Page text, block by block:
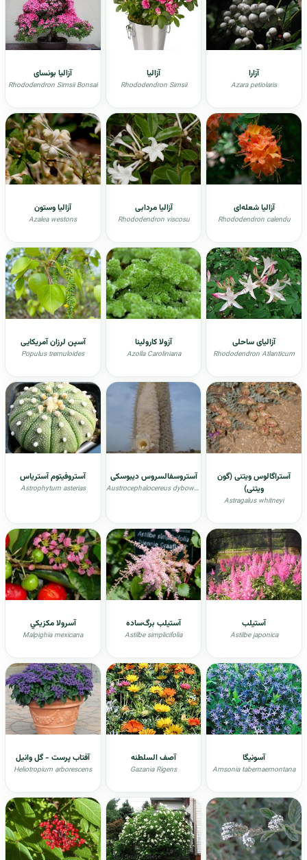
آزارا
Azara petiolaris
آزالیا
Rhododendron Simsii
آزالیا بونسای
Rhododendron Simsii Bonsai
آزالیا شعله‌ای
Rhododendron calendu
آزالیا مردابی
Rhododendron viscosu
آزالیا وستون
Azalea westons
آزالیای ساحلی
Rhododendron Atlanticum
آزولا کارولینا
Azolla Caroliniana
آسپن لرزان آمریکایی
Populus tremuloides
آستراگالوس ویتنی (گون
ویتنی)
Astragalus whitneyi
آستروسفالسروس دیبوسکی
Austrocephalocereus dybowskii
آستروفیتوم آستریاس
Astrophytum asterias
آستیلب
Astilbe japonica
آستیلب برگ‌ساده
Astilbe simplicifolia
آسرولا مکزيکي
Malpighia mexicana
آسونيگا
Amsonia tabernaemontana
آصف السلطنه
Gazania Rigens
آفتاب پرست - گل وانیل
Heliotropium arborescens